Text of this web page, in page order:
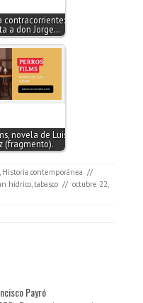
contracorriente:
a don Jorge…
novela de Luis
(fragmento).
Historia contemporánea //
hídrico,tabasco // octubre 22,
Payró